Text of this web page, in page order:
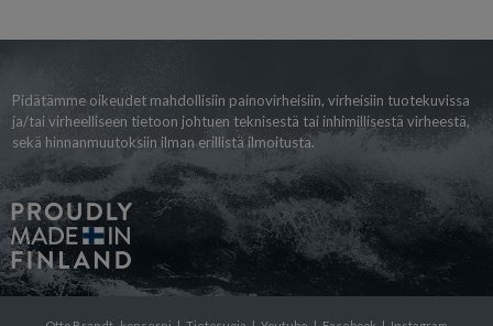
Pidätämme oikeudet mahdollisiin painovirheisiin, virheisiin tuotekuvissa
ja/tai virheelliseen tietoon johtuen teknisestä tai inhimillisestä virheestä,
sekä hinnanmuutoksiin ilman erillistä ilmoitusta.